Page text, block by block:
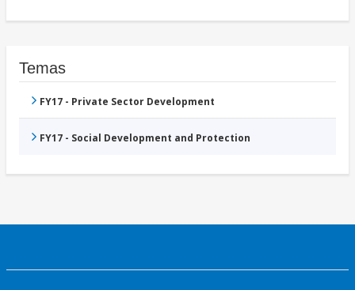
Temas
FY17 - Private Sector Development
FY17 - Social Development and Protection